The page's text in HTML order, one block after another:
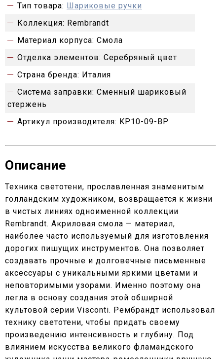
Тип товара: Шариковые ручки
Коллекция: Rembrandt
Материал корпуса: Смола
Отделка элементов: Серебряный цвет
Страна бренда: Италия
Система заправки: Сменный шариковый
стержень
Артикул производителя: KP10-09-BP
Описание
Техника светотени, прославленная знаменитым
голландским художником, возвращается к жизни
в чистых линиях одноименной коллекции
Rembrandt. Акриловая смола — материал,
наиболее часто используемый для изготовления
дорогих пишущих инструментов. Она позволяет
создавать прочные и долговечные письменные
аксессуары с уникальными яркими цветами и
неповторимыми узорами. Именно поэтому она
легла в основу создания этой обширной
культовой серии Visconti. Рембрандт использовал
технику светотени, чтобы придать своему
произведению интенсивность и глубину. Под
влиянием искусства великого фламандского